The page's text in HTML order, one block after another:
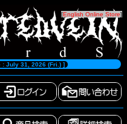
[English Online Store]
: July 31, 2026 (Fri.) ]